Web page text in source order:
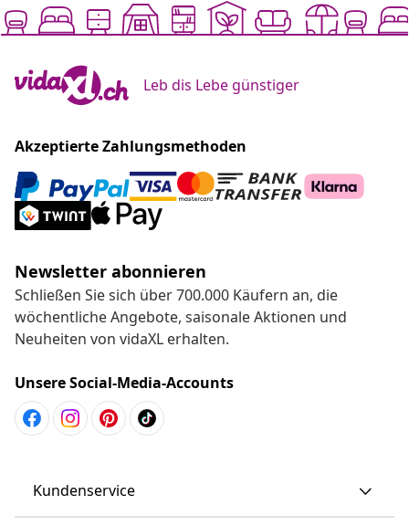
Leb dis Lebe günstiger
Akzeptierte Zahlungsmethoden
Newsletter abonnieren
Schließen Sie sich über 700.000 Käufern an, die
wöchentliche Angebote, saisonale Aktionen und
Neuheiten von vidaXL erhalten.
Unsere Social-Media-Accounts
Kundenservice